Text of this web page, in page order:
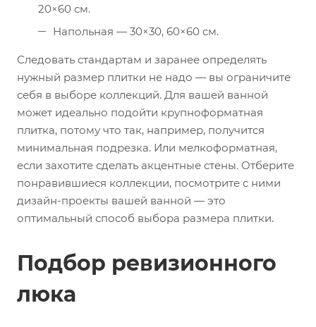
20×60 см.
Напольная — 30×30, 60×60 см.
Следовать стандартам и заранее определять
нужный размер плитки не надо — вы ограничите
себя в выборе коллекций. Для вашей ванной
может идеально подойти крупноформатная
плитка, потому что так, например, получится
минимальная подрезка. Или мелкоформатная,
если захотите сделать акцентные стены. Отберите
понравившиеся коллекции, посмотрите с ними
дизайн-проекты вашей ванной — это
оптимальный способ выбора размера плитки.
Подбор ревизионного
люка